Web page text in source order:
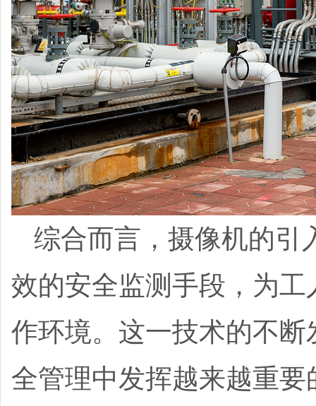
综合而言，摄像机的引
效的安全监测手段，为
作环境。这一技术的不
全管理中发挥越来越重要